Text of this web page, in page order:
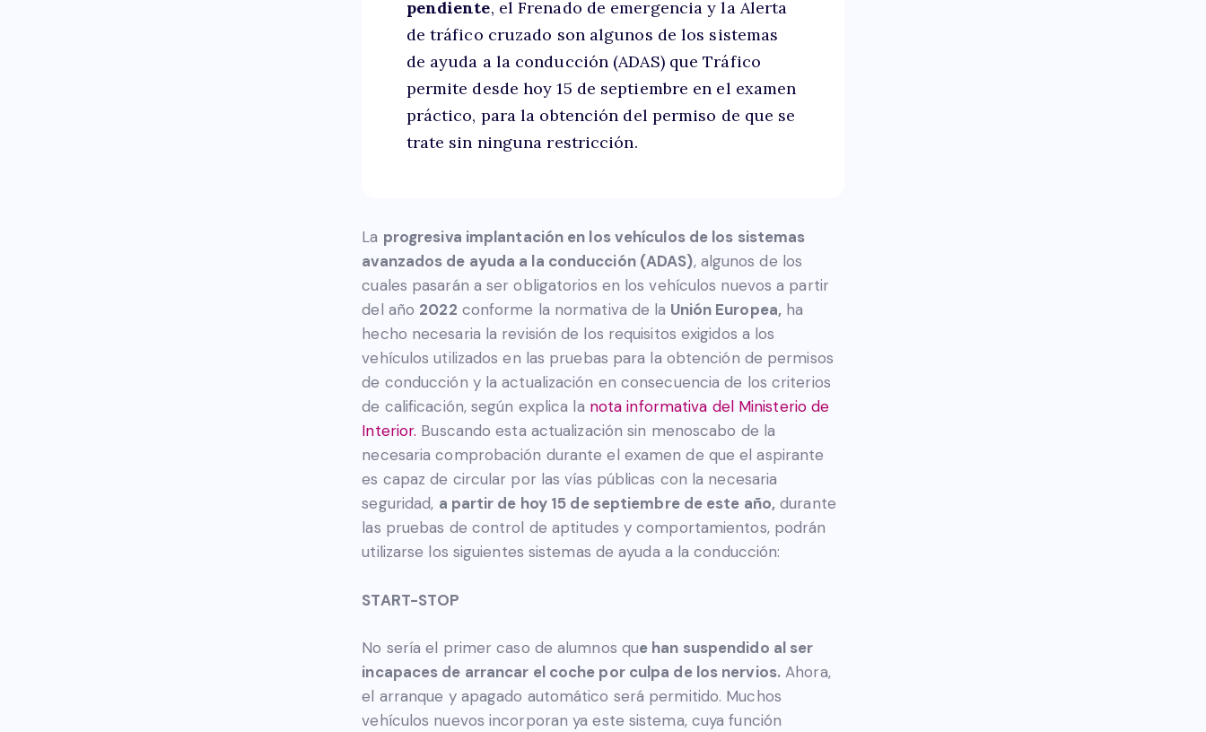
pendiente, el Frenado de emergencia y la Alerta
de tráfico cruzado son algunos de los sistemas
de ayuda a la conducción (ADAS) que Tráfico
permite desde hoy 15 de septiembre en el examen
práctico, para la obtención del permiso de que se
trate sin ninguna restricción.
La progresiva implantación en los vehículos de los sistemas
avanzados de ayuda a la conducción (ADAS), algunos de los
cuales pasarán a ser obligatorios en los vehículos nuevos a partir
del año 2022 conforme la normativa de la Unión Europea,ha
hecho necesaria la revisión de los requisitos exigidos a los
vehículos utilizados en las pruebas para la obtención de permisos
de conducción y la actualización en consecuencia de los criterios
de calificación, según explica la nota informativa del Ministerio de
Interior. Buscando esta actualización sin menoscabo de la
necesaria comprobación durante el examen de que el aspirante
es capaz de circular por las vías públicas con la necesaria
seguridad, a partir de hoy 15 de septiembre de este año, durante
las pruebas de control de aptitudes y comportamientos, podrán
utilizarse los siguientes sistemas de ayuda a la conducción:
START-STOP
No sería el primer caso de alumnos que han suspendido al ser
incapaces de arrancar el coche por culpa de los nervios. Ahora,
el arranque y apagado automático será permitido. Muchos
vehículos nuevos incorporan ya este sistema, cuya función